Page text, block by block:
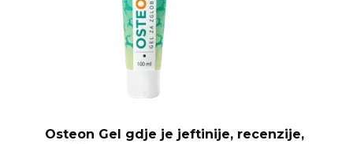
Osteon Gel gdje je jeftinije, recenzije,